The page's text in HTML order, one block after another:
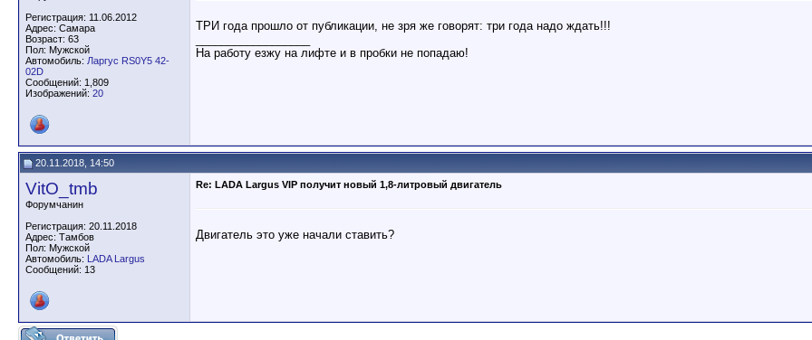
Регистрация: 11.06.2012
Адрес: Самара
Возраст: 63
Пол: Мужской
Автомобиль: Ларгус RS0Y5 42-
02D
Сообщений: 1,809
Изображений: 20
ТРИ года прошло от публикации, не зря же говорят: три года надо ждать!!!
На работу езжу на лифте и в пробки не попадаю!
20.11.2018, 14:50
VitO_tmb
Форумчанин
Регистрация: 20.11.2018
Адрес: Тамбов
Пол: Мужской
Автомобиль: LADA Largus
Сообщений: 13
Re: LADA Largus VIP получит новый 1,8-литровый двигатель
Двигатель это уже начали ставить?